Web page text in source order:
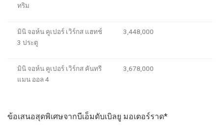
ทริม
มินิ จอห์น คูเปอร์ เวิร์กส แฮทช์
3 ประตู
3,448,000
มินิ จอห์น คูเปอร์ เวิร์กส คันทรี
แมน ออล 4
3,678,000
ข้อเสนอสุดพิเศษจากบีเอ็มดับเบิลยู มอเตอร์ราด*